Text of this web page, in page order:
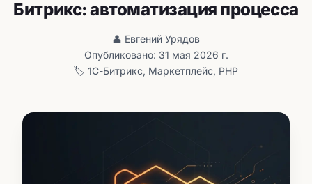
Битрикс: автоматизация процесса
👤 Евгений Урядов
Опубликовано: 31 мая 2026 г.
🏷️ 1С-Битрикс, Маркетплейс, PHP